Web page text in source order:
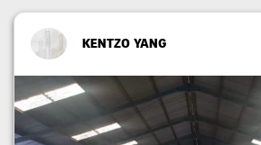
KENTZO YANG